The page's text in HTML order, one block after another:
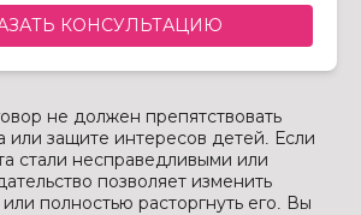
КОНСУЛЬТАЦИЮ
не должен препятствовать
или защите интересов детей. Если
стали несправедливыми или
позволяет изменить
полностью расторгнуть его. Вы